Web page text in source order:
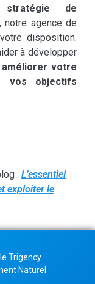
stratégie de
notre agence de
disposition.
à développer
votre
vos objectifs
: L’essentiel
exploiter le
Trigency
Naturel